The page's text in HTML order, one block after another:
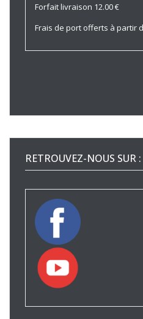
Forfait livraison 12.00 €
Frais de port offerts à partir
RETROUVEZ-NOUS SUR :